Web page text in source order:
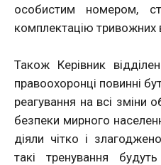
особистим номером,
комплектацію тривожних
Також Керівник
правоохоронці повинні
реагування на всі зміни
безпеки мирного
діяли чітко і
такі тренування